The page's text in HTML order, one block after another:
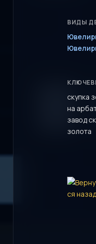
ВИДЫ
скупка
на
завод
золота